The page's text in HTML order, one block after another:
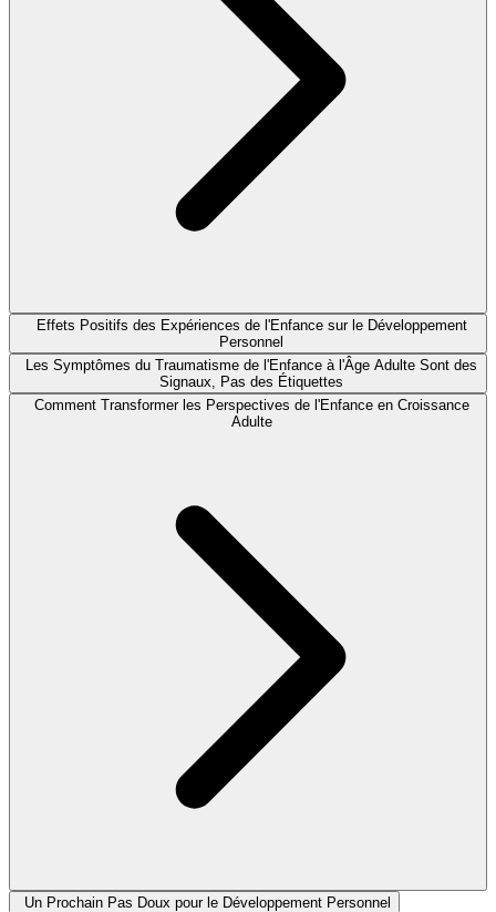
Effets Positifs des Expériences de l'Enfance sur le Développement
Personnel
Les Symptômes du Traumatisme de l'Enfance à l'Âge Adulte Sont des
Signaux, Pas des Étiquettes
Comment Transformer les Perspectives de l'Enfance en Croissance
Adulte
Un Prochain Pas Doux pour le Développement Personnel